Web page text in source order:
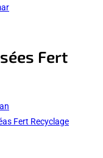
Fert
Fert Recyclage